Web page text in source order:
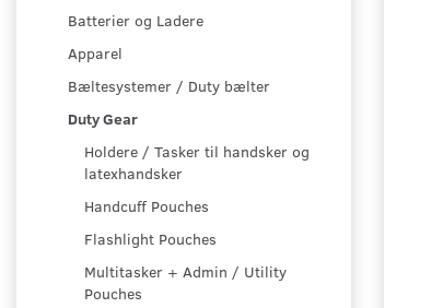
Batterier og Ladere
Apparel
Bæltesystemer / Duty bælter
Duty Gear
Holdere / Tasker til handsker og
latexhandsker
Handcuff Pouches
Flashlight Pouches
Multitasker + Admin / Utility
Pouches